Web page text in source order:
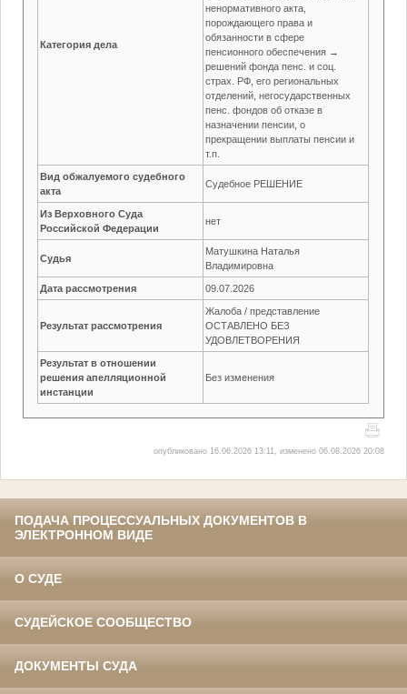
Категория дела
ненормативного акта,
порождающего права и
обязанности в сфере
пенсионного обеспечения →
решений фонда пенс. и соц.
страх. РФ, его региональных
отделений, негосударственных
пенс. фондов об отказе в
назначении пенсии, о
прекращении выплаты пенсии и
т.п.
Вид обжалуемого судебного
акта
Судебное РЕШЕНИЕ
Из Верховного Суда
Российской Федерации
нет
Судья
Матушкина Наталья
Владимировна
Дата рассмотрения 09.07.2026
Результат рассмотрения
Жалоба / представление
ОСТАВЛЕНО БЕЗ
УДОВЛЕТВОРЕНИЯ
Результат в отношении
решения апелляционной
инстанции
Без изменения
опубликовано 16.06.2026 13:11, изменено 06.08.2026 20:08
ПОДАЧА ПРОЦЕССУАЛЬНЫХ ДОКУМЕНТОВ В
ЭЛЕКТРОННОМ ВИДЕ
О СУДЕ
СУДЕЙСКОЕ СООБЩЕСТВО
ДОКУМЕНТЫ СУДА